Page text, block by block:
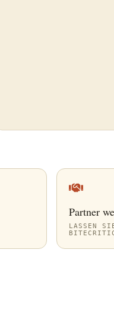
Partner
LASSEN